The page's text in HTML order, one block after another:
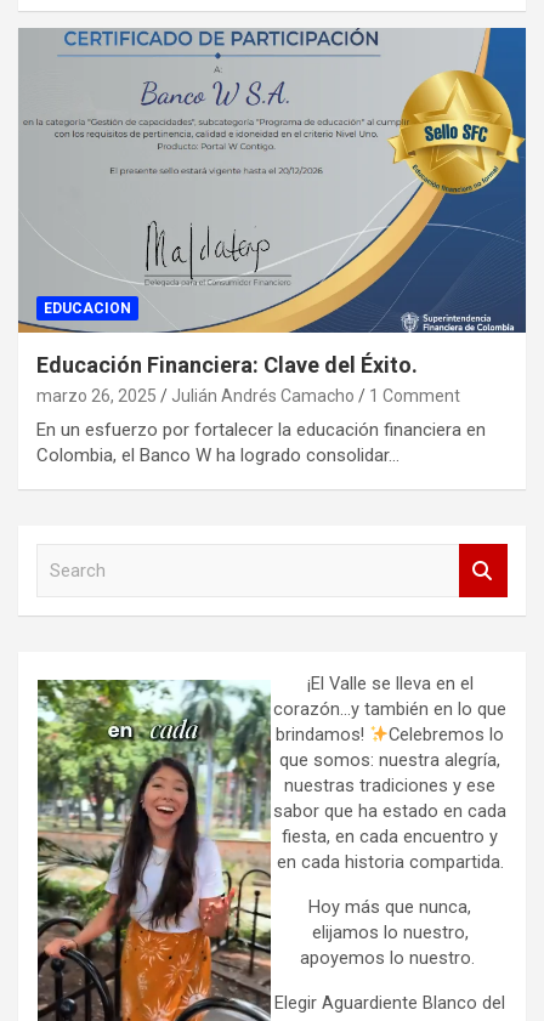
EDUCACION
Educación Financiera: Clave del Éxito.
marzo 26, 2025 Julián Andrés Camacho 1 Comment
En un esfuerzo por fortalecer la educación financiera en
Colombia, el Banco W ha logrado consolidar…
h
¡El Valle se lleva en el
corazón…y también en lo que
brindamos!
Celebremos lo
que somos: nuestra alegría,
nuestras tradiciones y ese
sabor que ha estado en cada
fiesta, en cada encuentro y
en cada historia compartida.
Hoy más que nunca,
elijamos lo nuestro,
apoyemos lo nuestro.
Elegir Aguardiente Blanco del